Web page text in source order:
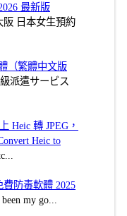
最新版
阪 日本女生預約
（繁體中文版
派遣サービス
Heic 轉 JPEG，
Heic to
費防毒軟體 2025
my go...